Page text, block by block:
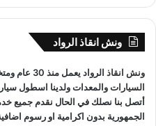
ونش انقاذ الرواد
ونش انقاذ الرواد يعمل منذ 30 عام ومتخصصون في
السيارات
أتصل بنا نصلك في الحال نقدم جميع
الجمهورية بدون اكرامية او رسوم